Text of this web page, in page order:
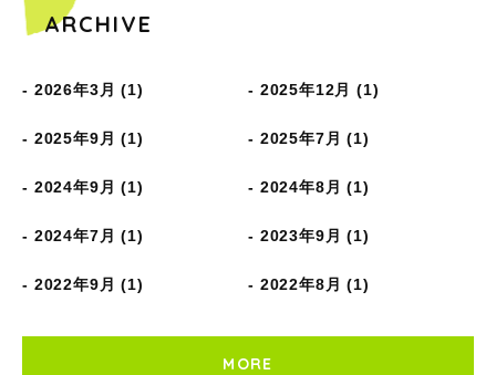
ARCHIVE
2026年3月 (1) 2025年12月 (1)
2025年9月 (1) 2025年7月 (1)
2024年9月 (1) 2024年8月 (1)
2024年7月 (1) 2023年9月 (1)
2022年9月 (1) 2022年8月 (1)
MORE